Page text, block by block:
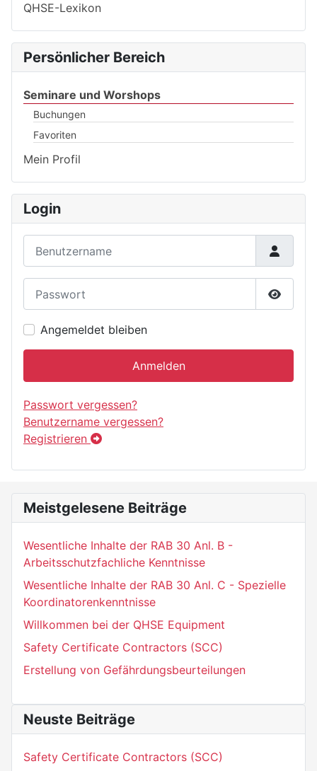
QHSE-Lexikon
Persönlicher Bereich
Seminare und Worshops
Buchungen
Favoriten
Mein Profil
Login
Angemeldet bleiben
Anmelden
Passwort vergessen?
Benutzername vergessen?
Registrieren
Meistgelesene Beiträge
Wesentliche Inhalte der RAB 30 Anl. B -
Arbeitsschutzfachliche Kenntnisse
Wesentliche Inhalte der RAB 30 Anl. C - Spezielle
Koordinatorenkenntnisse
Willkommen bei der QHSE Equipment
Safety Certificate Contractors (SCC)
Erstellung von Gefährdungsbeurteilungen
Neuste Beiträge
Safety Certificate Contractors (SCC)